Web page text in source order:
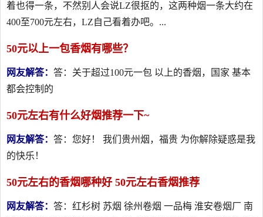
着也得一条，不然别人会说LZ很抠的，这两种烟一条大约在
400至700元左右，LZ自己看着办吧。...
50元以上一包香烟有哪些？
网友解答： 答：关于超过100元一包 以上的香烟，国家 基本
都会控制的
50元左右有什么好烟推荐一下~
网友解答： 答：您好！ 我们贵州烟，福贵 为你解除疑惑是我
的快乐！
50元左右的香烟哪种好 50元左右香烟推荐
网友解答： 答：红杉树 苏烟 徐州卷烟 一品梅 淮安卷烟厂 南